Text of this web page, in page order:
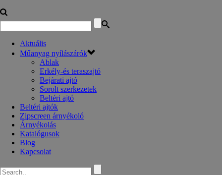
Aktuális
Műanyag nyílászárók
Ablak
Erkély-és teraszajtó
Bejárati ajtó
Sorolt szerkezetek
Beltéri ajtó
Beltéri ajtók
Zipscreen árnyékoló
Árnyékolás
Katalógusok
Blog
Kapcsolat